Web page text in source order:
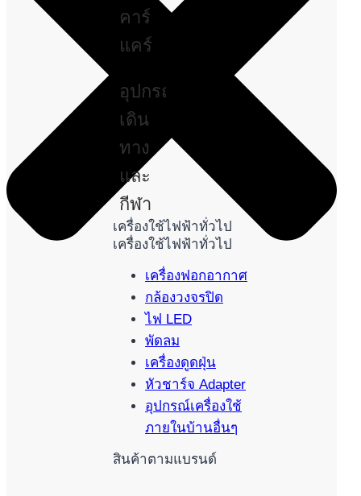
คาร์
แคร์
อุปกรณ์
เดิน
ทาง
และ
กีฬา
เครื่องใช้ไฟฟ้าทั่วไป
เครื่องใช้ไฟฟ้าทั่วไป
เครื่องฟอกอากาศ
กล้องวงจรปิด
ไฟ LED
พัดลม
เครื่องดูดฝุ่น
หัวชาร์จ Adapter
อุปกรณ์เครื่องใช้
ภายในบ้านอื่นๆ
สินค้าตามแบรนด์